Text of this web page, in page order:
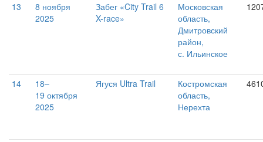
13
8 ноября
2025
Забег «City Trail 6
X-race»
Московская
область,
Дмитровский
район,
с. Ильинское
14
18–
19 октября
2025
Ягуся Ultra Trail
Костромская
область,
Нерехта